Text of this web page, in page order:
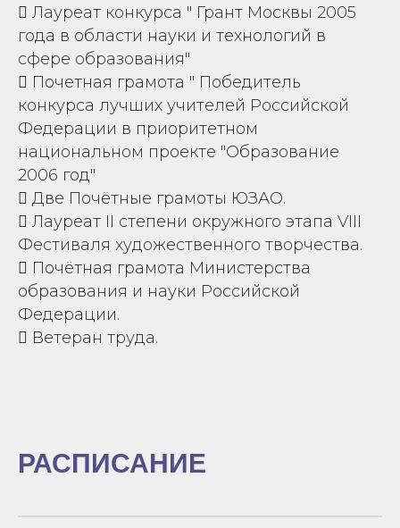
 Лауреат конкурса " Грант Москвы 2005
года в области науки и технологий в
сфере образования"
 Почетная грамота " Победитель
конкурса лучших учителей Российской
Федерации в приоритетном
национальном проекте "Образование
2006 год"
 Две Почётные грамоты ЮЗАО.
 Лауреат II степени окружного этапа VIII
Фестиваля художественного творчества.
 Почётная грамота Министерства
образования и науки Российской
Федерации.
 Ветеран труда.
РАСПИСАНИЕ